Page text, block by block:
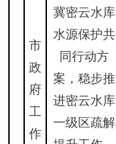
市
政
府
工
作
冀密云水库
水源保护共
同行动方
案，稳步推
进密云水库
一级区疏解